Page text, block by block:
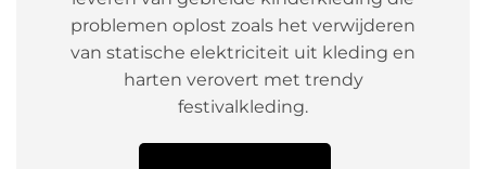
problemen oplost zoals het verwijderen
van statische elektriciteit uit kleding en
harten verovert met trendy
festivalkleding.